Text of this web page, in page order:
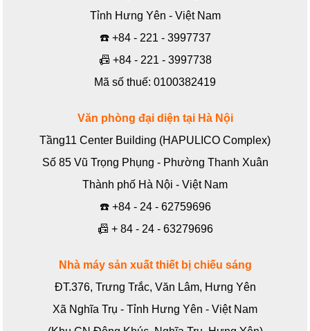
Tỉnh Hưng Yên - Việt Nam
☎️ +84 - 221 - 3997737
📠 +84 - 221 - 3997738
Mã số thuế: 0100382419
Văn phòng đại diện tại Hà Nội
Tầng11 Center Building (HAPULICO Complex)
Số 85 Vũ Trọng Phụng - Phường Thanh Xuân
Thành phố Hà Nội - Việt Nam
☎️ +84 - 24 - 62759696
📠 + 84 - 24 - 63279696
Nhà máy sản xuất thiết bị chiếu sáng
ĐT.376, Trưng Trắc, Văn Lâm, Hưng Yên
Xã Nghĩa Trụ - Tỉnh Hưng Yên - Việt Nam